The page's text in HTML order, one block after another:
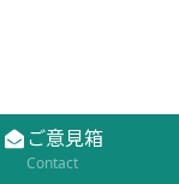
ご意見箱
Contact